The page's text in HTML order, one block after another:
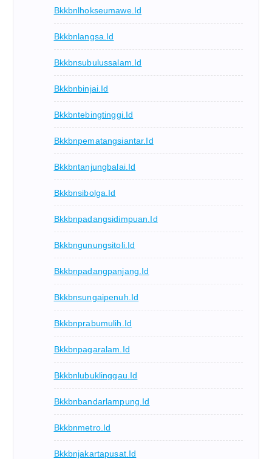
Bkkbnlhokseumawe.id
Bkkbnlangsa.id
Bkkbnsubulussalam.id
Bkkbnbinjai.id
Bkkbntebingtinggi.id
Bkkbnpematangsiantar.id
Bkkbntanjungbalai.id
Bkkbnsibolga.id
Bkkbnpadangsidimpuan.id
Bkkbngunungsitoli.id
Bkkbnpadangpanjang.id
Bkkbnsungaipenuh.id
Bkkbnprabumulih.id
Bkkbnpagaralam.id
Bkkbnlubuklinggau.id
Bkkbnbandarlampung.id
Bkkbnmetro.id
Bkkbnjakartapusat.id